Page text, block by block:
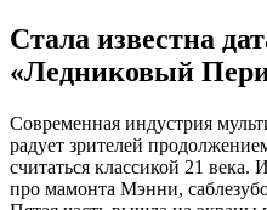
Стала известна
«Ледниковый
Современная индустрия
радует зрителей
считаться классикой 21 века.
про мамонта Мэнни,